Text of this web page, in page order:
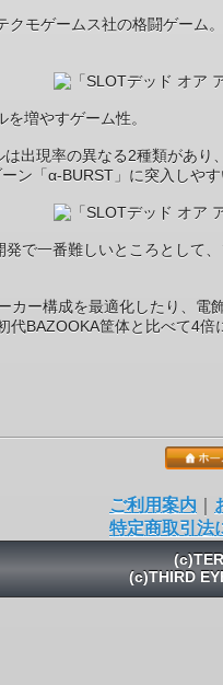
クモゲームス社の格闘ゲー
増やすゲーム性。
出現率の異なる2種類があ
ン「α-BURST」に突入しやす
で一番難しいところとして
ー構成を最適化したり、
BAZOOKA筐体と比べて4倍
ご利用案内
特定商取引法
(c)THIRD